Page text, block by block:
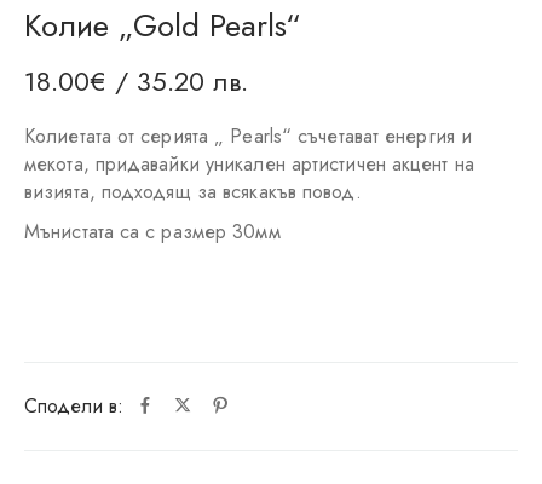
Колие „Gold Pearls“
18.00€ / 35.20 лв.
Колиетата от серията „ Pearls“ съчетават енергия и
мекота, придавайки уникален артистичен акцент на
визията, подходящ за всякакъв повод.
Мънистата са с размер 30мм
Сподели в: